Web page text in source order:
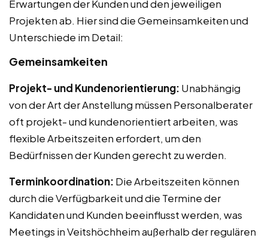
Erwartungen der Kunden und den jeweiligen
Projekten ab. Hier sind die Gemeinsamkeiten und
Unterschiede im Detail:
Gemeinsamkeiten
Projekt- und Kundenorientierung: Unabhängig
von der Art der Anstellung müssen Personalberater
oft projekt- und kundenorientiert arbeiten, was
flexible Arbeitszeiten erfordert, um den
Bedürfnissen der Kunden gerecht zu werden.
Terminkoordination: Die Arbeitszeiten können
durch die Verfügbarkeit und die Termine der
Kandidaten und Kunden beeinflusst werden, was
Meetings in Veitshöchheim außerhalb der regulären